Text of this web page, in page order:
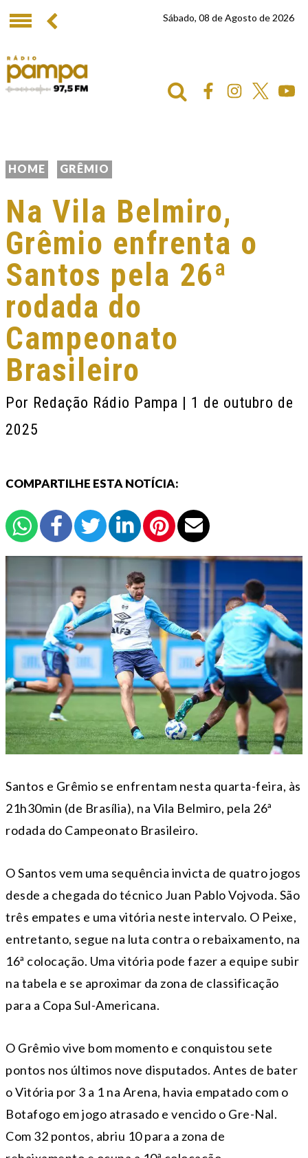
Sábado, 08 de Agosto de 2026
HOME GRÊMIO
Na Vila Belmiro,
Grêmio enfrenta o
Santos pela 26ª
rodada do
Campeonato
Brasileiro
Por Redação Rádio Pampa | 1 de outubro de
2025
COMPARTILHE ESTA NOTÍCIA:
Santos e Grêmio se enfrentam nesta quarta-feira, às
21h30min (de Brasília), na Vila Belmiro, pela 26ª
rodada do Campeonato Brasileiro.
O Santos vem uma sequência invicta de quatro jogos
desde a chegada do técnico Juan Pablo Vojvoda. São
três empates e uma vitória neste intervalo. O Peixe,
entretanto, segue na luta contra o rebaixamento, na
16ª colocação. Uma vitória pode fazer a equipe subir
na tabela e se aproximar da zona de classificação
para a Copa Sul-Americana.
O Grêmio vive bom momento e conquistou sete
pontos nos últimos nove disputados. Antes de bater
o Vitória por 3 a 1 na Arena, havia empatado com o
Botafogo em jogo atrasado e vencido o Gre-Nal.
Com 32 pontos, abriu 10 para a zona de